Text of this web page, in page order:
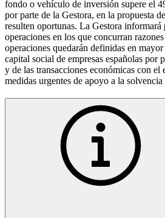
fondo o vehículo de inversión supere el
por parte de la Gestora, en la propuesta
resulten oportunas. La Gestora
operaciones en los que concurran
operaciones quedarán definidas en
capital social de empresas españolas
y de las transacciones económicas con
medidas urgentes de apoyo a la